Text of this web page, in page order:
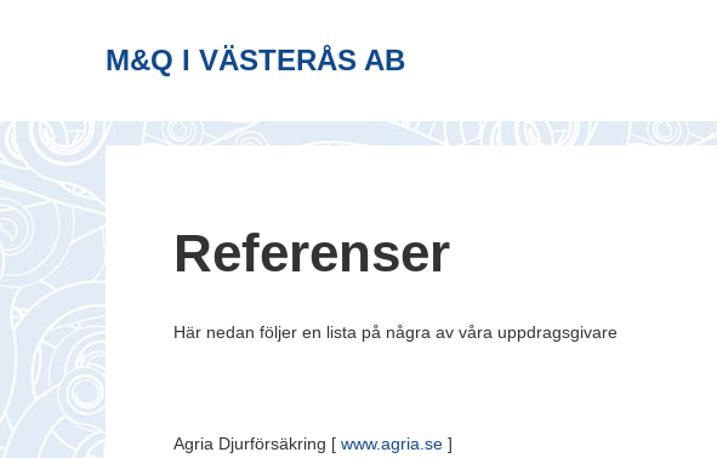
M&Q I VÄSTERÅS AB
Referenser
Här nedan följer en lista på några av våra uppdragsgivare
Agria Djurförsäkring [ www.agria.se ]